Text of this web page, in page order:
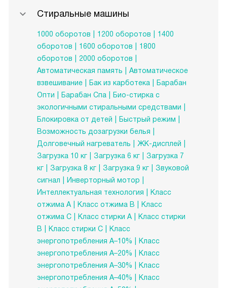
Стиральные машины
1000 оборотов 1200 оборотов
1400
оборотов
1600 оборотов
1800
оборотов
2000 оборотов
Автоматическая память
Автоматическое
взвешивание
Бак из карботека
Барабан
Опти
Барабан Спа
Био-стирка с
экологичными стиральными средствами
Блокировка от детей
Быстрый режим
Возможность дозагрузки белья
Долговечный нагреватель
ЖК-дисплей
Загрузка 10 кг
Загрузка 6 кг
Загрузка 7
кг
Загрузка 8 кг Загрузка 9 кг
Звуковой
сигнал
Инверторный мотор
Интеллектуальная технология
Класс
отжима A
Класс отжима B
Класс
отжима C
Класс стирки A
Класс стирки
B
Класс стирки C
Класс
энергопотребления A–10%
Класс
энергопотребления A–20%
Класс
энергопотребления A–30%
Класс
энергопотребления A–40%
Класс